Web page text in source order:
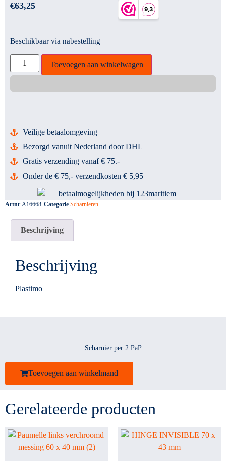
€63,25
Beschikbaar via nabestelling
Toevoegen aan winkelwagen
Veilige betaalomgeving
Bezorgd vanuit Nederland door DHL
Gratis verzending vanaf € 75.-
Onder de € 75,- verzendkosten € 5,95
Artnr A16668 Categorie Scharnieren
Beschrijving
Beschrijving
Plastimo
Scharnier per 2 PaP
Toevoegen aan winkelmand
Gerelateerde producten